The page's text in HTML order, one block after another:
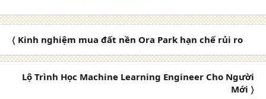
〈 Kinh nghiệm mua đất nền Ora Park hạn chế rủi ro
Lộ Trình Học Machine Learning Engineer Cho Người
Mới 〉